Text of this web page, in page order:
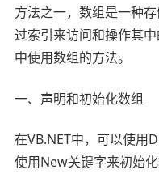
方法之一，数组是一种
过索引来访问和操作其
中使用数组的方法。
一、声明和初始化数组
在VB.NET中，可以使用
使用New关键字来初始